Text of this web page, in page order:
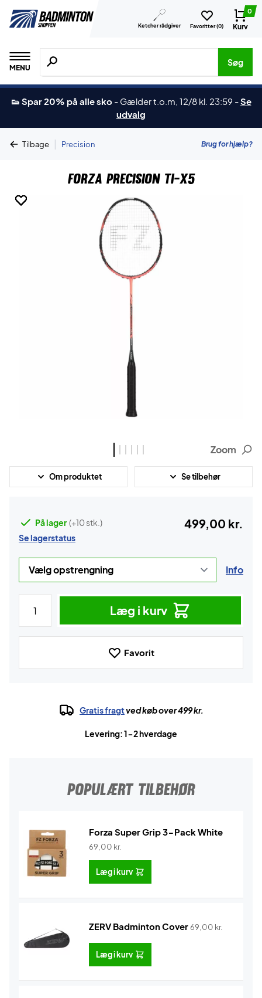
Ketcher rådgiver Favoritter (0)
0
Kurv
MENU
Søg efter produkter, mærker etc.
Søg
👟 Spar 20% på alle sko - Gælder t.o.m, 12/8 kl. 23:59 -Se
udvalg
Tilbage | Precision Brug for hjælp?
Forza Precision TI-X5
Zoom
Om produktet Se tilbehør
På lager (+10 stk.)
Se lagerstatus
499,00 kr.
Info
Læg i kurv
Favorit
Gratis fragtved køb over 499 kr.
Levering: 1-2 hverdage
POPULÆRT TILBEHØR
Forza Super Grip 3-Pack White
69,00 kr.
Læg i kurv
ZERV Badminton Cover69,00 kr.
Læg i kurv